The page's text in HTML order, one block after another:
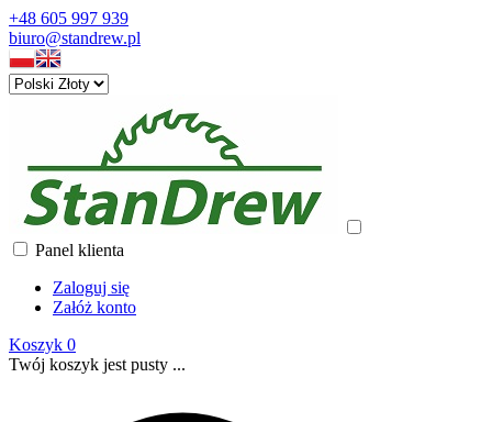
+48 605 997 939
biuro@standrew.pl
Panel klienta
Zaloguj się
Załóż konto
Koszyk 0
Twój koszyk jest pusty ...